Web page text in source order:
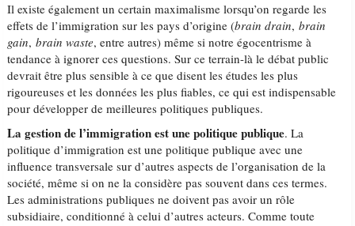
Il existe également un certain maximalisme lorsqu’on regarde les
effets de l’immigration sur les pays d’origine (brain drain,brain
gain,brain waste, entre autres) même si notre égocentrisme à
tendance à ignorer ces questions. Sur ce terrain-là le débat public
devrait être plus sensible à ce que disent les études les plus
rigoureuses et les données les plus fiables, ce qui est indispensable
pour développer de meilleures politiques publiques.
La gestion de l’immigration est une politique publique. La
politique d’immigration est une politique publique avec une
influence transversale sur d’autres aspects de l’organisation de la
société, même si on ne la considère pas souvent dans ces termes.
Les administrations publiques ne doivent pas avoir un rôle
subsidiaire, conditionné à celui d’autres acteurs. Comme toute